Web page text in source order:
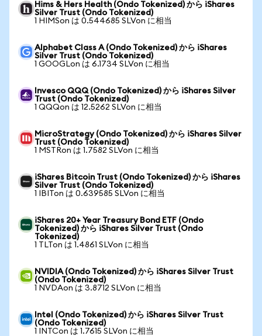
Hims & Hers Health (Ondo Tokenized) から iShares
Silver Trust (Ondo Tokenized)
1 HIMSon は 0.544685 SLVon に相当
Alphabet Class A (Ondo Tokenized) から iShares
Silver Trust (Ondo Tokenized)
1 GOOGLon は 6.1734 SLVon に相当
Invesco QQQ (Ondo Tokenized) から iShares Silver
Trust (Ondo Tokenized)
1 QQQon は 12.5262 SLVon に相当
MicroStrategy (Ondo Tokenized) から iShares Silver
Trust (Ondo Tokenized)
1 MSTRon は 1.7582 SLVon に相当
iShares Bitcoin Trust (Ondo Tokenized) から iShares
Silver Trust (Ondo Tokenized)
1 IBITon は 0.639585 SLVon に相当
iShares 20+ Year Treasury Bond ETF (Ondo
Tokenized) から iShares Silver Trust (Ondo
Tokenized)
1 TLTon は 1.4861 SLVon に相当
NVIDIA (Ondo Tokenized) から iShares Silver Trust
(Ondo Tokenized)
1 NVDAon は 3.8712 SLVon に相当
Intel (Ondo Tokenized) から iShares Silver Trust
(Ondo Tokenized)
1 INTCon は 1.7615 SLVon に相当